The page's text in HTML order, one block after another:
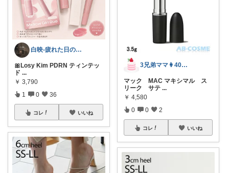
白映-疲れた日のROOM
🎀Losy Kim PDRN ティンテッ
ド ...
￥ 3,790
1 0 36
コレ いいね
3兄弟ママ👩40代⭐︎購入感謝です⭐︎
マック MAC マキシマル ス
リーク サテ ...
￥ 4,580
0 0 2
コレ いいね